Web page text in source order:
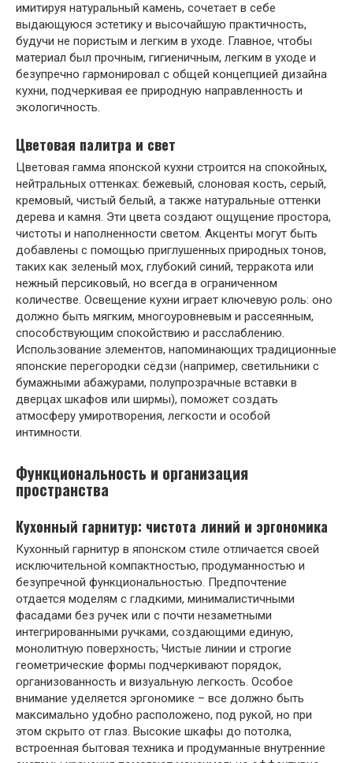
имитируя натуральный камень, сочетает в себе
выдающуюся эстетику и высочайшую практичность,
будучи не пористым и легким в уходе. Главное, чтобы
материал был прочным, гигиеничным, легким в уходе и
безупречно гармонировал с общей концепцией дизайна
кухни, подчеркивая ее природную направленность и
экологичность.
Цветовая палитра и свет
Цветовая гамма японской кухни строится на спокойных,
нейтральных оттенках: бежевый, слоновая кость, серый,
кремовый, чистый белый, а также натуральные оттенки
дерева и камня. Эти цвета создают ощущение простора,
чистоты и наполненности светом. Акценты могут быть
добавлены с помощью приглушенных природных тонов,
таких как зеленый мох, глубокий синий, терракота или
нежный персиковый, но всегда в ограниченном
количестве. Освещение кухни играет ключевую роль: оно
должно быть мягким, многоуровневым и рассеянным,
способствующим спокойствию и расслаблению.
Использование элементов, напоминающих традиционные
японские перегородки сёдзи (например, светильники с
бумажными абажурами, полупрозрачные вставки в
дверцах шкафов или ширмы), поможет создать
атмосферу умиротворения, легкости и особой
интимности.
Функциональность и организация
пространства
Кухонный гарнитур: чистота линий и эргономика
Кухонный гарнитур в японском стиле отличается своей
исключительной компактностью, продуманностью и
безупречной функциональностью. Предпочтение
отдается моделям с гладкими, минималистичными
фасадами без ручек или с почти незаметными
интегрированными ручками, создающими единую,
монолитную поверхность; Чистые линии и строгие
геометрические формы подчеркивают порядок,
организованность и визуальную легкость. Особое
внимание уделяется эргономике – все должно быть
максимально удобно расположено, под рукой, но при
этом скрыто от глаз. Высокие шкафы до потолка,
встроенная бытовая техника и продуманные внутренние